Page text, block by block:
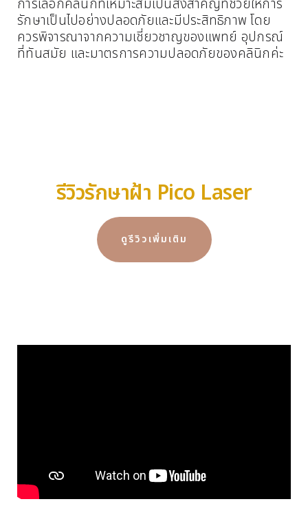
การเลือกคลินิกที่เหมาะสมเป็นสิ่งสำคัญที่ช่วยให้การ
รักษาเป็นไปอย่างปลอดภัยและมีประสิทธิภาพ โดย
ควรพิจารณาจากความเชี่ยวชาญของแพทย์ อุปกรณ์
ที่ทันสมัย และมาตรการความปลอดภัยของคลินิกค่ะ
รีวิวรักษาฝ้า Pico Laser
ดูรีวิวเพิ่มเติม